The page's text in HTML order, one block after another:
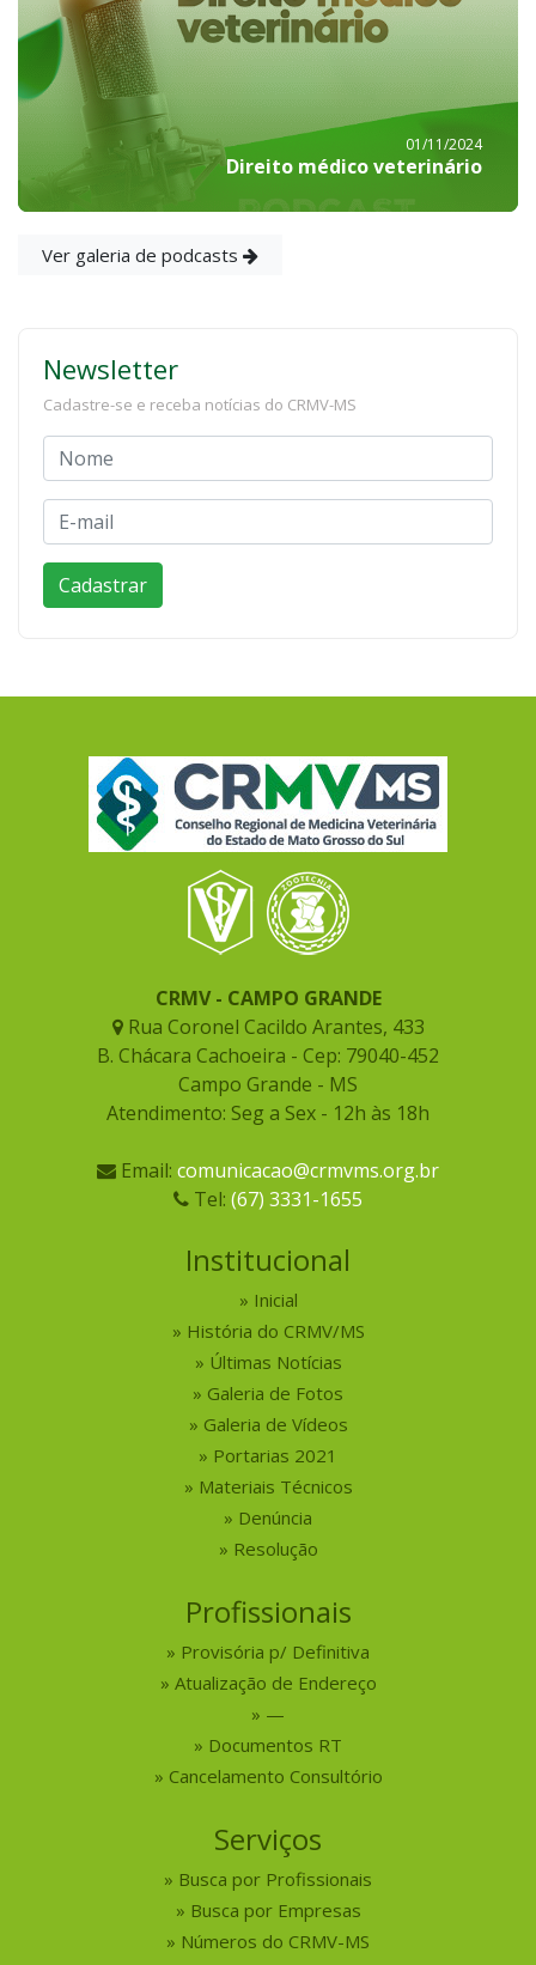
01/11/2024
Direito médico veterinário
Ver galeria de podcasts
Newsletter
Cadastre-se e receba notícias do CRMV-MS
CRMV - CAMPO GRANDE
Rua Coronel Cacildo Arantes, 433
B. Chácara Cachoeira - Cep: 79040-452
Campo Grande - MS
Atendimento: Seg a Sex - 12h às 18h
Email: comunicacao@crmvms.org.br
Tel: (67) 3331-1655
Institucional
Inicial
História do CRMV/MS
Últimas Notícias
Galeria de Fotos
Galeria de Vídeos
Portarias 2021
Materiais Técnicos
Denúncia
Resolução
Profissionais
Provisória p/ Definitiva
Atualização de Endereço
—
Documentos RT
Cancelamento Consultório
Serviços
Busca por Profissionais
Busca por Empresas
Números do CRMV-MS